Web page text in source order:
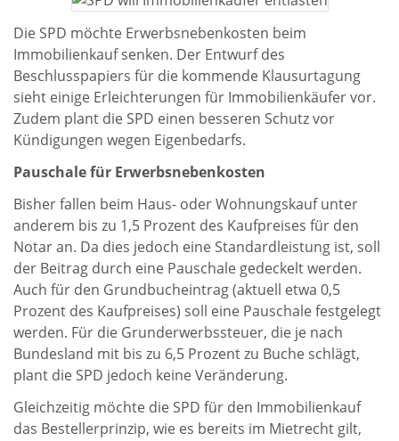
Die SPD möchte Erwerbsnebenkosten beim
Immobilienkauf senken. Der Entwurf des
Beschlusspapiers für die kommende Klausurtagung
sieht einige Erleichterungen für Immobilienkäufer vor.
Zudem plant die SPD einen besseren Schutz vor
Kündigungen wegen Eigenbedarfs.
Pauschale für Erwerbsnebenkosten
Bisher fallen beim Haus- oder Wohnungskauf unter
anderem bis zu 1,5 Prozent des Kaufpreises für den
Notar an. Da dies jedoch eine Standardleistung ist, soll
der Beitrag durch eine Pauschale gedeckelt werden.
Auch für den Grundbucheintrag (aktuell etwa 0,5
Prozent des Kaufpreises) soll eine Pauschale festgelegt
werden. Für die Grunderwerbssteuer, die je nach
Bundesland mit bis zu 6,5 Prozent zu Buche schlägt,
plant die SPD jedoch keine Veränderung.
Gleichzeitig möchte die SPD für den Immobilienkauf
das Bestellerprinzip, wie es bereits im Mietrecht gilt,